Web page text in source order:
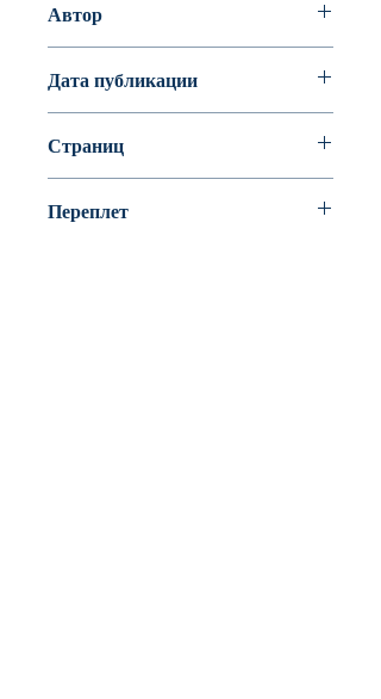
Автор
Дата публикации
Страниц
Переплет